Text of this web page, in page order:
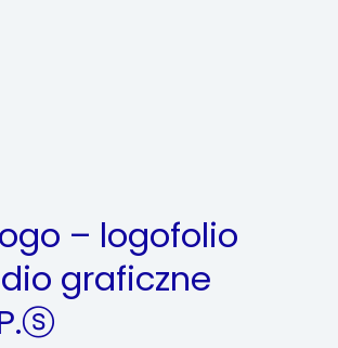
– logofolio
graficzne